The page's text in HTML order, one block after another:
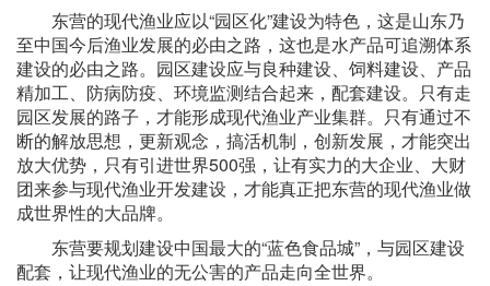
东营的现代渔业应以“园区化”建设为特色，这是山东乃
至中国今后渔业发展的必由之路，这也是水产品可追溯体系
建设的必由之路。园区建设应与良种建设、饲料建设、产品
精加工、防病防疫、环境监测结合起来，配套建设。只有走
园区发展的路子，才能形成现代渔业产业集群。只有通过不
断的解放思想，更新观念，搞活机制，创新发展，才能突出
放大优势，只有引进世界500强，让有实力的大企业、大财
团来参与现代渔业开发建设，才能真正把东营的现代渔业做
成世界性的大品牌。
东营要规划建设中国最大的“蓝色食品城”，与园区建设
配套，让现代渔业的无公害的产品走向全世界。